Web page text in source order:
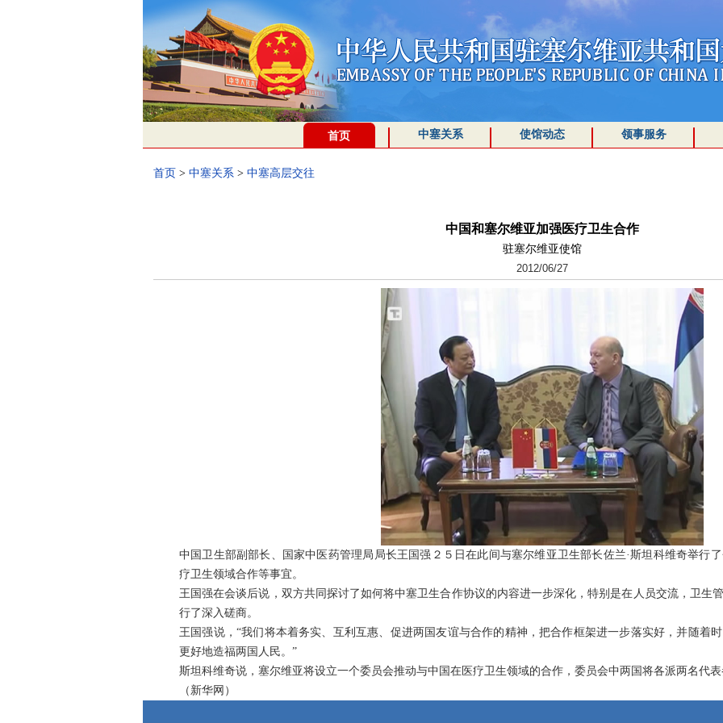
首页 中塞关系 使馆动态 领事服务
首页 > 中塞关系 > 中塞高层交往
中国和塞尔维亚加强医疗卫生合作
驻塞尔维亚使馆
2012/06/27
中国卫生部副部长、国家中医药管理局局长王国强２５日在此间与塞尔维亚卫生部长佐兰·斯坦科维奇举行
疗卫生领域合作等事宜。
王国强在会谈后说，双方共同探讨了如何将中塞卫生合作协议的内容进一步深化，特别是在人员交流，卫生
行了深入磋商。
王国强说，“我们将本着务实、互利互惠、促进两国友谊与合作的精神，把合作框架进一步落实好，并随着
更好地造福两国人民。”
斯坦科维奇说，塞尔维亚将设立一个委员会推动与中国在医疗卫生领域的合作，委员会中两国将各派两名代
（新华网）